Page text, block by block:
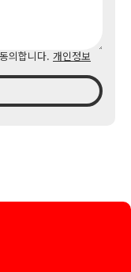
의합니다. 개인정보